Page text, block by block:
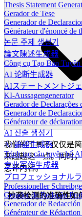
Thesis Statement
Gerador de Tese
Generador de
Générateur d'énoncé de
논문 주제 생성기
論文陳述生成器
Công cụ Tạo Bản
AI 论断生成器
AIステートメントジ
KI-Aussagengenerator
Gerador de Declarações
Generador de
Générateur de
AI 진술 생성기
AI 論證生成器
Trình tạo câu tuyên bố
专业写作生成器
プロフェッショナル
Professioneller
Gerador de Redação
Generador de
Générateur de
我们的工具不仅仅是
来超越这一点。同时
意译内容。
抄袭检测的准确性如